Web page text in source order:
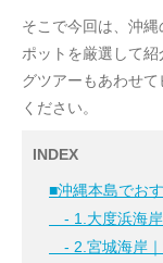
そこで今回は、沖
ポットを厳選して
グツアーもあわせ
ください。
INDEX
■沖縄本島でお
- 1.大度浜海岸
- 2.宮城海岸